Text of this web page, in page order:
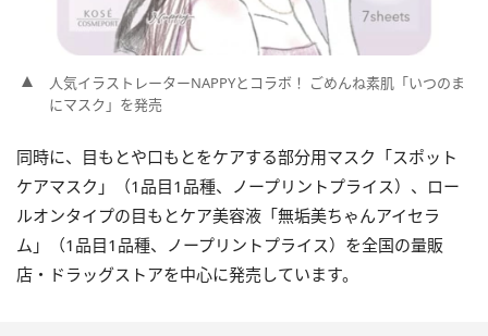
人気イラストレーターNAPPYとコラボ！ ごめんね素肌「いつのま
にマスク」を発売
同時に、目もとや口もとをケアする部分用マスク「スポット
ケアマスク」（1品目1品種、ノープリントプライス）、ロー
ルオンタイプの目もとケア美容液「無垢美ちゃんアイセラ
ム」（1品目1品種、ノープリントプライス）を全国の量販
店・ドラッグストアを中心に発売しています。